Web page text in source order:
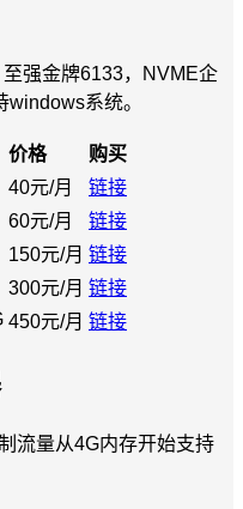
强金牌6133，NVME企
系统。
价格
购买
40元/月
链接
60元/月
链接
150元/月 链接
300元/月 链接
450元/月 链接
流量从4G内存开始支持